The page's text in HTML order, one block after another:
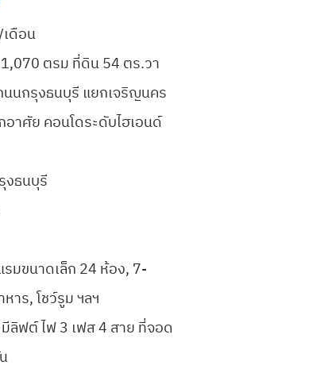
ดือน
ตรม ที่ดิน 54 ตร.วา
นกรุงธนบุรี แยกเจริญนคร
าศัย คอนโดระดับไฮเอนด์
งธนบุรี
รมขนาดเล็ก 24 ห้อง, 7-
าร, โชว์รูม ฯลฯ
ลิฟต์ ไฟ 3 เฟส 4 สาย ที่จอด